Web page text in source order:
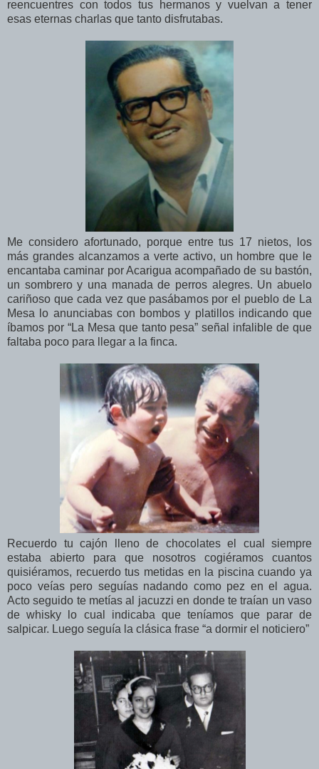
reencuentres con todos tus hermanos y vuelvan a tener
esas eternas charlas que tanto disfrutabas.
Me considero afortunado, porque entre tus 17 nietos, los
más grandes alcanzamos a verte activo, un hombre que le
encantaba caminar por Acarigua acompañado de su bastón,
un sombrero y una manada de perros alegres. Un abuelo
cariñoso que cada vez que pasábamos por el pueblo de La
Mesa lo anunciabas con bombos y platillos indicando que
íbamos por “La Mesa que tanto pesa” señal infalible de que
faltaba poco para llegar a la finca.
Recuerdo tu cajón lleno de chocolates el cual siempre
estaba abierto para que nosotros cogiéramos cuantos
quisiéramos, recuerdo tus metidas en la piscina cuando ya
poco veías pero seguías nadando como pez en el agua.
Acto seguido te metías al jacuzzi en donde te traían un vaso
de whisky lo cual indicaba que teníamos que parar de
salpicar. Luego seguía la clásica frase “a dormir el noticiero”